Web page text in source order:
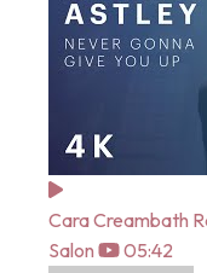
Cara Creambath
Salon
05:42